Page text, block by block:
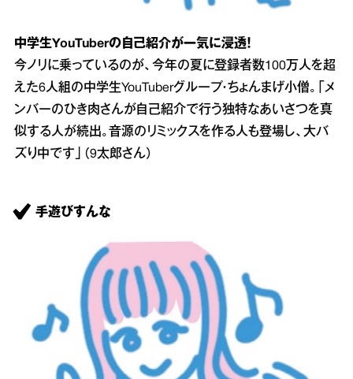
中学生YouTuberの自己紹介が一気に浸透！
今ノリに乗っているのが、今年の夏に登録者数100万人を超
えた6人組の中学生YouTuberグループ・ちょんまげ小僧。「メ
ンバーのひき肉さんが自己紹介で行う独特なあいさつを真
似する人が続出。音源のリミックスを作る人も登場し、大バ
ズり中です」（9太郎さん）
手遊びすんな